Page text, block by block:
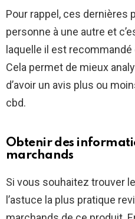
Pour rappel, ces dernières
personne à une autre et
laquelle il est
Cela permet de mieux
d’avoir un avis plus ou
cbd.
Obtenir des
marchands
Si vous souhaitez trouver
l’astuce la plus pratique